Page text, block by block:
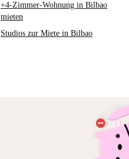
+4-Zimmer-Wohnung in Bilbao
mieten
Studios zur Miete in Bilbao